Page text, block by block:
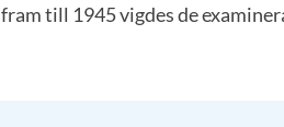
fram till 1945 vigdes de